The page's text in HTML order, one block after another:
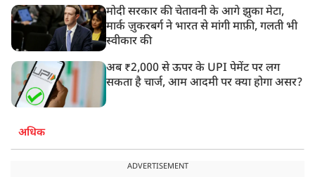
मोदी सरकार की चेतावनी के आगे झुका मेटा,
मार्क ज़ुकरबर्ग ने भारत से मांगी माफ़ी, गलती भी
स्वीकार की
अब ₹2,000 से ऊपर के UPI पेमेंट पर लग
सकता है चार्ज, आम आदमी पर क्या होगा असर?
अधिक
ADVERTISEMENT